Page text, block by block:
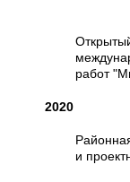
2020
работ
и